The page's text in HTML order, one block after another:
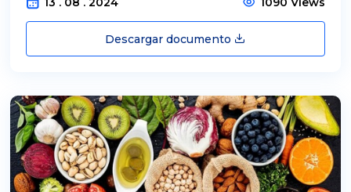
Descargar documento